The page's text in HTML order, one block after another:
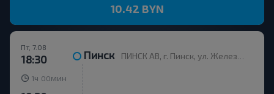
10.42 BYN
Пт, 7.08
18:30 Пинск ПИНСК АВ, г. Пинск, ул. Железнодорожная, 15, Беларусь
1ч 00 мин